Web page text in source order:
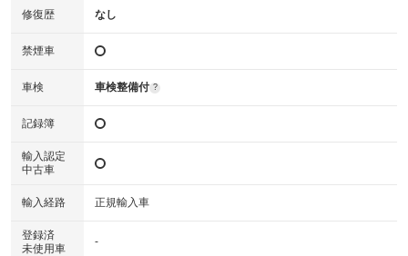
修復歴 なし
禁煙車
車検 車検整備付 ?
記録簿
輸入認定
中古車
輸入経路 正規輸入車
登録済
未使用車
-